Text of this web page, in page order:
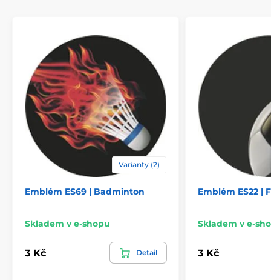
Varianty (2)
Emblém ES69 | Badminton
Skladem v e-shopu
3 Kč Detail
Emblém ES22 |
Skladem v e-
3 Kč